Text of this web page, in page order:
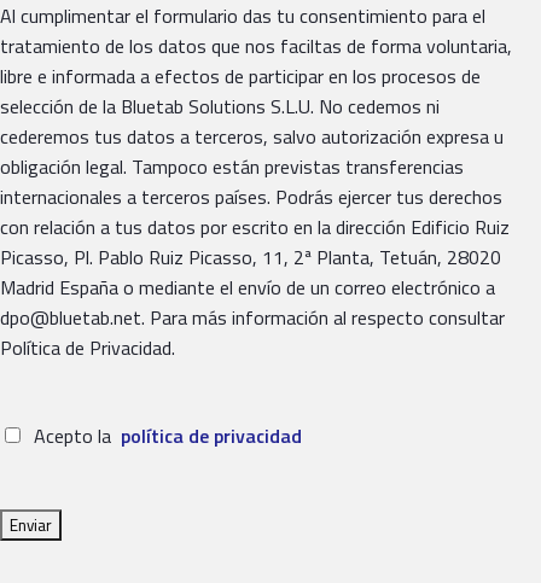
Al cumplimentar el formulario das tu consentimiento para el
tratamiento de los datos que nos faciltas de forma voluntaria,
libre e informada a efectos de participar en los procesos de
selección de la Bluetab Solutions S.L.U. No cedemos ni
cederemos tus datos a terceros, salvo autorización expresa u
obligación legal. Tampoco están previstas transferencias
internacionales a terceros países. Podrás ejercer tus derechos
con relación a tus datos por escrito en la dirección Edificio Ruiz
Picasso, Pl. Pablo Ruiz Picasso, 11, 2ª Planta, Tetuán, 28020
Madrid España o mediante el envío de un correo electrónico a
dpo@bluetab.net. Para más información al respecto consultar
Política de Privacidad.
Acepto la política de privacidad